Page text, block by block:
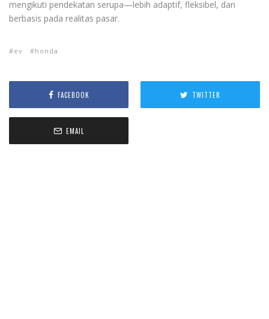
mengikuti pendekatan serupa—lebih adaptif, fleksibel, dan
berbasis pada realitas pasar.
ev honda
FACEBOOK TWITTER
EMAIL